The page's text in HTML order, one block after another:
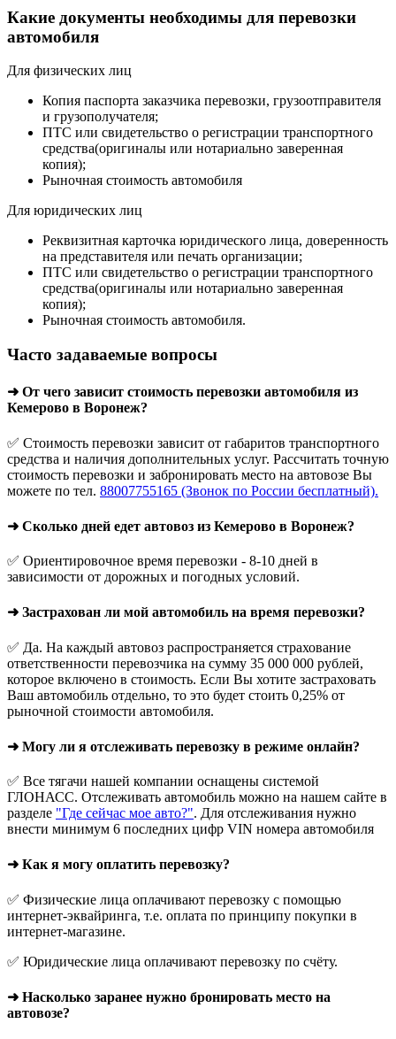
Какие документы необходимы для перевозки
автомобиля
Для физических лиц
Копия паспорта заказчика перевозки, грузоотправителя
и грузополучателя;
ПТС или свидетельство о регистрации транспортного
средства(оригиналы или нотариально заверенная
копия);
Рыночная стоимость автомобиля
Для юридических лиц
Реквизитная карточка юридического лица, доверенность
на представителя или печать организации;
ПТС или свидетельство о регистрации транспортного
средства(оригиналы или нотариально заверенная
копия);
Рыночная стоимость автомобиля.
Часто задаваемые вопросы
➜ От чего зависит стоимость перевозки автомобиля из
Кемерово в Воронеж?
✅ Стоимость перевозки зависит от габаритов транспортного
средства и наличия дополнительных услуг. Рассчитать точную
стоимость перевозки и забронировать место на автовозе Вы
можете по тел. 88007755165 (Звонок по России бесплатный).
➜ Сколько дней едет автовоз из Кемерово в Воронеж?
✅ Ориентировочное время перевозки - 8-10 дней в
зависимости от дорожных и погодных условий.
➜ Застрахован ли мой автомобиль на время перевозки?
✅ Да. На каждый автовоз распространяется страхование
ответственности перевозчика на сумму 35 000 000 рублей,
которое включено в стоимость. Если Вы хотите застраховать
Ваш автомобиль отдельно, то это будет стоить 0,25% от
рыночной стоимости автомобиля.
➜ Могу ли я отслеживать перевозку в режиме онлайн?
✅ Все тягачи нашей компании оснащены системой
ГЛОНАСС. Отслеживать автомобиль можно на нашем сайте в
разделе "Где сейчас мое авто?". Для отслеживания нужно
внести минимум 6 последних цифр VIN номера автомобиля
➜ Как я могу оплатить перевозку?
✅ Физические лица оплачивают перевозку с помощью
интернет-эквайринга, т.е. оплата по принципу покупки в
интернет-магазине.
✅ Юридические лица оплачивают перевозку по счёту.
➜ Насколько заранее нужно бронировать место на
автовозе?